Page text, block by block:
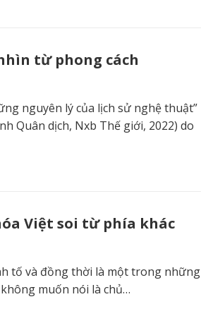
từ phong cách
nguyên lý của lịch sử nghệ thuật”
Quân dịch, Nxb Thế giới, 2022) do
Việt soi từ phía khác
tố và đồng thời là một trong những
muốn nói là chủ…